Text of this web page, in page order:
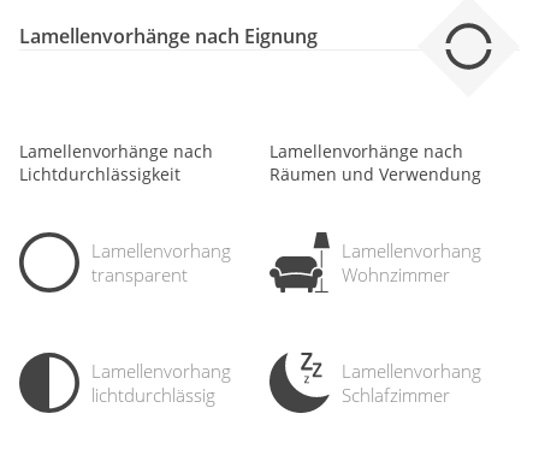
Lamellenvorhänge nach Eignung
Lamellenvorhänge nach
Lichtdurchlässigkeit
Lamellenvorhang
transparent
Lamellenvorhang
lichtdurch­lässig
Lamellenvorhänge nach
Räumen und Verwendung
Lamellenvorhang
Wohnzimmer
Lamellenvorhang
Schlafzimmer